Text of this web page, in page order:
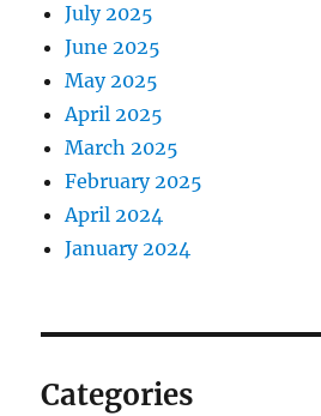
July 2025
June 2025
May 2025
April 2025
March 2025
February 2025
April 2024
January 2024
Categories